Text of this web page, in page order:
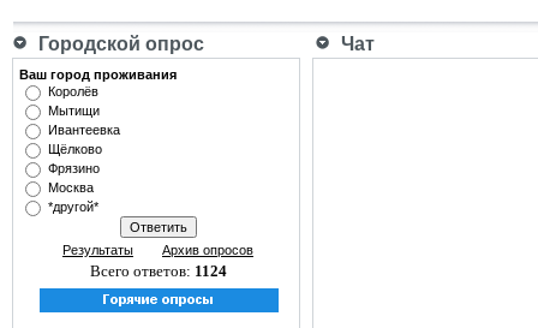
Городской опрос Чат
Ваш город проживания
Королёв
Мытищи
Ивантеевка
Щёлково
Фрязино
Москва
*другой*
Результаты Архив опросов
Всего ответов: 1124